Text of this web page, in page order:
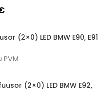
(2×0) LED BMW E90, E91
PVM
(2×0) LED BMW E92,